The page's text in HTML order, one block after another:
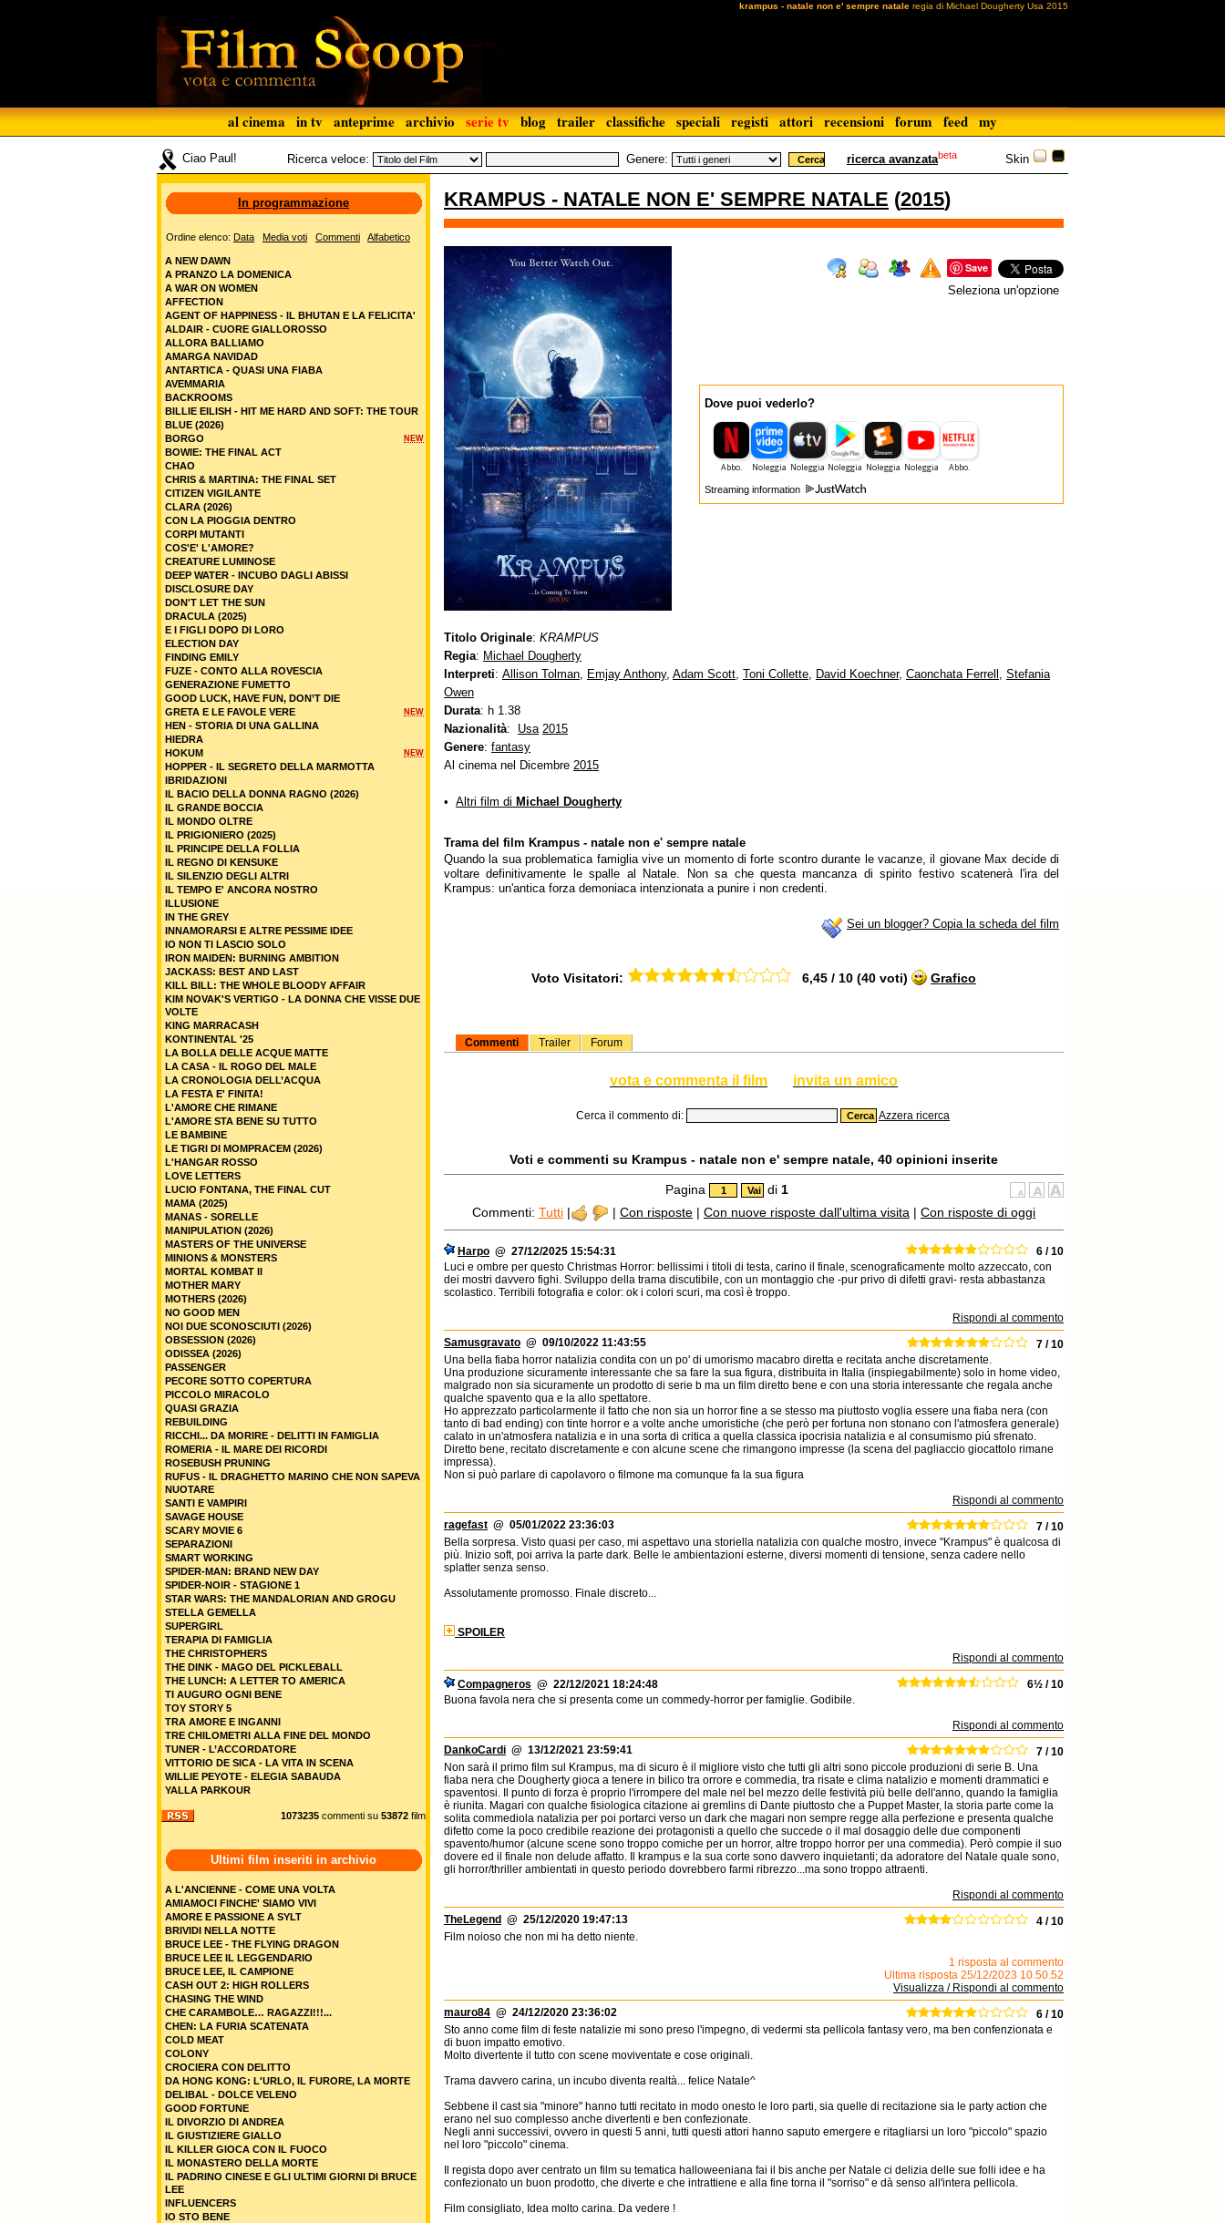
krampus - natale non e' sempre natale regia di Michael Dougherty Usa 2015
al cinema in tv anteprime archivio serie tv blog trailer classifiche speciali registi attori recensioni forum feed my
Skin
Ciao Paul! Ricerca veloce: Genere: ricerca avanzatabeta
KRAMPUS - NATALE NON E' SEMPRE NATALE (2015)
Save
Seleziona un'opzione
Dove puoi vederlo?
Streaming information
Titolo Originale: KRAMPUS
Regia: Michael Dougherty
Interpreti: Allison Tolman, Emjay Anthony, Adam Scott, Toni Collette, David Koechner, Caonchata Ferrell , Stefania
Owen
Durata: h 1.38
Nazionalità: Usa 2015
Genere: fantasy
Al cinema nel Dicembre 2015
• Altri film di Michael Dougherty
Trama del film Krampus - natale non e' sempre natale
Quando la sua problematica famiglia vive un momento di forte scontro durante le vacanze, il giovane Max decide di
voltare definitivamente le spalle al Natale. Non sa che questa mancanza di spirito festivo scatenerà l'ira del
Krampus: un'antica forza demoniaca intenzionata a punire i non credenti.
Sei un blogger? Copia la scheda del film
Voto Visitatori: 6,45 / 10 (40 voti) Grafico
Commenti Trailer Forum
vota e commenta il film invita un amico
Cerca il commento di: Azzera ricerca
Voti e commenti su Krampus - natale non e' sempre natale, 40 opinioni inserite
Pagina di 1
Commenti: Tutti | | Con risposte | Con nuove risposte dall'ultima visita | Con risposte di oggi
Harpo @ 27/12/2025 15:54:31
6 / 10
Luci e ombre per questo Christmas Horror: bellissimi i titoli di testa, carino il finale, scenograficamente molto azzeccato, con
dei mostri davvero fighi. Sviluppo della trama discutibile, con un montaggio che -pur privo di difetti gravi- resta abbastanza
scolastico. Terribili fotografia e color: ok i colori scuri, ma così è troppo.
Rispondi al commento
Samusgravato @ 09/10/2022 11:43:55
7 / 10
Una bella fiaba horror natalizia condita con un po' di umorismo macabro diretta e recitata anche discretamente.
Una produzione sicuramente interessante che sa fare la sua figura, distribuita in Italia (inspiegabilmente) solo in home video,
malgrado non sia sicuramente un prodotto di serie b ma un film diretto bene e con una storia interessante che regala anche
qualche spavento qua e la allo spettatore.
Ho apprezzato particolarmente il fatto che non sia un horror fine a se stesso ma piuttosto voglia essere una fiaba nera (con
tanto di bad ending) con tinte horror e a volte anche umoristiche (che però per fortuna non stonano con l'atmosfera generale)
calato in un'atmosfera natalizia e in una sorta di critica a quella classica ipocrisia natalizia e al consumismo piú sfrenato.
Diretto bene, recitato discretamente e con alcune scene che rimangono impresse (la scena del pagliaccio giocattolo rimane
impressa).
Non si può parlare di capolavoro o filmone ma comunque fa la sua figura
Rispondi al commento
ragefast @ 05/01/2022 23:36:03
7 / 10
Bella sorpresa. Visto quasi per caso, mi aspettavo una storiella natalizia con qualche mostro, invece "Krampus" è qualcosa di
più. Inizio soft, poi arriva la parte dark. Belle le ambientazioni esterne, diversi momenti di tensione, senza cadere nello
splatter senza senso.
Assolutamente promosso. Finale discreto...
SPOILER
Rispondi al commento
Compagneros @ 22/12/2021 18:24:48
6½ / 10
Buona favola nera che si presenta come un commedy-horror per famiglie. Godibile.
Rispondi al commento
DankoCardi @ 13/12/2021 23:59:41
7 / 10
Non sarà il primo film sul Krampus, ma di sicuro è il migliore visto che tutti gli altri sono piccole produzioni di serie B. Una
fiaba nera che Dougherty gioca a tenere in bilico tra orrore e commedia, tra risate e clima natalizio e momenti drammatici e
spaventosi. Il punto di forza è proprio l'irrompere del male nel bel mezzo delle festività più belle dell'anno, quando la famiglia
è riunita. Magari con qualche fisiologica citazione ai gremlins di Dante piuttosto che a Puppet Master, la storia parte come la
solita commediola natalizia per poi portarci verso un dark che magari non sempre regge alla perfezione e presenta qualche
difetto come la poco credibile reazione dei protagonisti a quello che succede o il mal dosaggio delle due componenti
spavento/humor (alcune scene sono troppo comiche per un horror, altre troppo horror per una commedia). Però compie il suo
dovere ed il finale non delude affatto. Il krampus e la sua corte sono davvero inquietanti; da adoratore del Natale quale sono,
gli horror/thriller ambientati in questo periodo dovrebbero farmi ribrezzo...ma sono troppo attraenti.
Rispondi al commento
TheLegend @ 25/12/2020 19:47:13
4 / 10
Film noioso che non mi ha detto niente.
1 risposta al commento
Ultima risposta 25/12/2023 10.50.52
Visualizza / Rispondi al commento
mauro84 @ 24/12/2020 23:36:02
6 / 10
Sto anno come film di feste natalizie mi sono preso l'impegno, di vedermi sta pellicola fantasy vero, ma ben confenzionata e
di buon impatto emotivo.
Molto divertente il tutto con scene moviventate e cose originali.
Trama davvero carina, un incubo diventa realtà... felice Natale^
Sebbene il cast sia "minore" hanno tutti recitato in modo onesto le loro parti, sia quelle di recitazione sia le party action che
erano nel suo complesso anche divertenti e ben confezionate.
Negli anni successivi, ovvero in questi 5 anni, tutti questi attori hanno saputo emergere e ritagliarsi un loro "piccolo" spazio
nel loro "piccolo" cinema.
Il regista dopo aver centrato un film su tematica halloweeniana fai il bis anche per Natale ci delizia delle sue folli idee e ha
confezionato un buon prodotto, che diverte e che intrattiene e alla fine torna il "sorriso" e dà senso all'intera pellicola.
Film consigliato, Idea molto carina. Da vedere !
In programmazione
Ordine elenco: Data Media voti Commenti Alfabetico
A NEW DAWN
A PRANZO LA DOMENICA
A WAR ON WOMEN
AFFECTION
AGENT OF HAPPINESS - IL BHUTAN E LA FELICITA'
ALDAIR - CUORE GIALLOROSSO
ALLORA BALLIAMO
AMARGA NAVIDAD
ANTARTICA - QUASI UNA FIABA
AVEMMARIA
BACKROOMS
BILLIE EILISH - HIT ME HARD AND SOFT: THE TOUR
BLUE (2026)
NEW
BORGO
BOWIE: THE FINAL ACT
CHAO
CHRIS & MARTINA: THE FINAL SET
CITIZEN VIGILANTE
CLARA (2026)
CON LA PIOGGIA DENTRO
CORPI MUTANTI
COS'E' L'AMORE?
CREATURE LUMINOSE
DEEP WATER - INCUBO DAGLI ABISSI
DISCLOSURE DAY
DON'T LET THE SUN
DRACULA (2025)
E I FIGLI DOPO DI LORO
ELECTION DAY
FINDING EMILY
FUZE - CONTO ALLA ROVESCIA
GENERAZIONE FUMETTO
GOOD LUCK, HAVE FUN, DON’T DIE
NEW
GRETA E LE FAVOLE VERE
HEN - STORIA DI UNA GALLINA
HIEDRA
NEW
HOKUM
HOPPER - IL SEGRETO DELLA MARMOTTA
IBRIDAZIONI
IL BACIO DELLA DONNA RAGNO (2026)
IL GRANDE BOCCIA
IL MONDO OLTRE
IL PRIGIONIERO (2025)
IL PRINCIPE DELLA FOLLIA
IL REGNO DI KENSUKE
IL SILENZIO DEGLI ALTRI
IL TEMPO E' ANCORA NOSTRO
ILLUSIONE
IN THE GREY
INNAMORARSI E ALTRE PESSIME IDEE
IO NON TI LASCIO SOLO
IRON MAIDEN: BURNING AMBITION
JACKASS: BEST AND LAST
KILL BILL: THE WHOLE BLOODY AFFAIR
KIM NOVAK'S VERTIGO - LA DONNA CHE VISSE DUE
VOLTE
KING MARRACASH
KONTINENTAL '25
LA BOLLA DELLE ACQUE MATTE
LA CASA - IL ROGO DEL MALE
LA CRONOLOGIA DELL’ACQUA
LA FESTA E' FINITA!
L'AMORE CHE RIMANE
L'AMORE STA BENE SU TUTTO
LE BAMBINE
LE TIGRI DI MOMPRACEM (2026)
L'HANGAR ROSSO
LOVE LETTERS
LUCIO FONTANA, THE FINAL CUT
MAMA (2025)
MANAS - SORELLE
MANIPULATION (2026)
MASTERS OF THE UNIVERSE
MINIONS & MONSTERS
MORTAL KOMBAT II
MOTHER MARY
MOTHERS (2026)
NO GOOD MEN
NOI DUE SCONOSCIUTI (2026)
OBSESSION (2026)
ODISSEA (2026)
PASSENGER
PECORE SOTTO COPERTURA
PICCOLO MIRACOLO
QUASI GRAZIA
REBUILDING
RICCHI... DA MORIRE - DELITTI IN FAMIGLIA
ROMERIA - IL MARE DEI RICORDI
ROSEBUSH PRUNING
RUFUS - IL DRAGHETTO MARINO CHE NON SAPEVA
NUOTARE
SANTI E VAMPIRI
SAVAGE HOUSE
SCARY MOVIE 6
SEPARAZIONI
SMART WORKING
SPIDER-MAN: BRAND NEW DAY
SPIDER-NOIR - STAGIONE 1
STAR WARS: THE MANDALORIAN AND GROGU
STELLA GEMELLA
SUPERGIRL
TERAPIA DI FAMIGLIA
THE CHRISTOPHERS
THE DINK - MAGO DEL PICKLEBALL
THE LUNCH: A LETTER TO AMERICA
TI AUGURO OGNI BENE
TOY STORY 5
TRA AMORE E INGANNI
TRE CHILOMETRI ALLA FINE DEL MONDO
TUNER - L’ACCORDATORE
VITTORIO DE SICA - LA VITA IN SCENA
WILLIE PEYOTE - ELEGIA SABAUDA
YALLA PARKOUR
1073235 commenti su 53872 film
Ultimi film inseriti in archivio
A L'ANCIENNE - COME UNA VOLTA
AMIAMOCI FINCHE' SIAMO VIVI
AMORE E PASSIONE A SYLT
BRIVIDI NELLA NOTTE
BRUCE LEE - THE FLYING DRAGON
BRUCE LEE IL LEGGENDARIO
BRUCE LEE, IL CAMPIONE
CASH OUT 2: HIGH ROLLERS
CHASING THE WIND
CHE CARAMBOLE… RAGAZZI!!!...
CHEN: LA FURIA SCATENATA
COLD MEAT
COLONY
CROCIERA CON DELITTO
DA HONG KONG: L'URLO, IL FURORE, LA MORTE
DELIBAL - DOLCE VELENO
GOOD FORTUNE
IL DIVORZIO DI ANDREA
IL GIUSTIZIERE GIALLO
IL KILLER GIOCA CON IL FUOCO
IL MONASTERO DELLA MORTE
IL PADRINO CINESE E GLI ULTIMI GIORNI DI BRUCE
LEE
INFLUENCERS
IO STO BENE